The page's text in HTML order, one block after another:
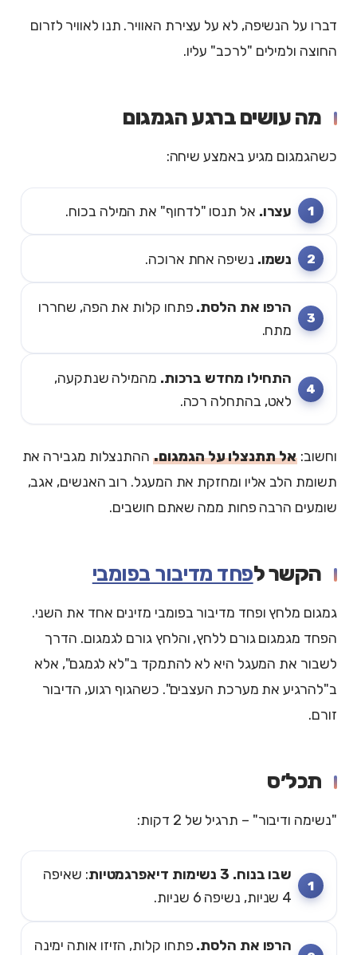
דברו על הנשיפה, לא על עצירת האוויר. תנו לאוויר לזרום
החוצה ולמילים "לרכב" עליו.
מה עושים ברגע הגמגום
כשהגמגום מגיע באמצע שיחה:
עצרו. אל תנסו "לדחוף" את המילה בכוח.
נשמו. נשיפה אחת ארוכה.
הרפו את הלסת. פתחו קלות את הפה, שחררו
מתח.
התחילו מחדש ברכות. מהמילה שנתקעה,
לאט, בהתחלה רכה.
וחשוב: אל תתנצלו על הגמגום. ההתנצלות מגבירה את
תשומת הלב אליו ומחזקת את המעגל. רוב האנשים, אגב,
שומעים הרבה פחות ממה שאתם חושבים.
הקשר לפחד מדיבור בפומבי
גמגום מלחץ ופחד מדיבור בפומבי מזינים אחד את השני.
הפחד מגמגום גורם ללחץ, והלחץ גורם לגמגום. הדרך
לשבור את המעגל היא לא להתמקד ב"לא לגמגם", אלא
ב"להרגיע את מערכת העצבים". כשהגוף רגוע, הדיבור
זורם.
תכל׳ס
"נשימה ודיבור" – תרגיל של 2 דקות:
שבו בנוח. 3 נשימות דיאפרגמטיות
: שאיפה
4 שניות, נשיפה 6 שניות.
הרפו את הלסת. פתחו קלות, הזיזו אותה ימינה